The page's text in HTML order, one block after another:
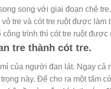
song với giai đoạn chẻ
tre và cót tre ruột được làm
trình thì cót tre ruột
tre thành cót tre.
của người đan lát. Ngay cả
này. Để cho ra một tấm